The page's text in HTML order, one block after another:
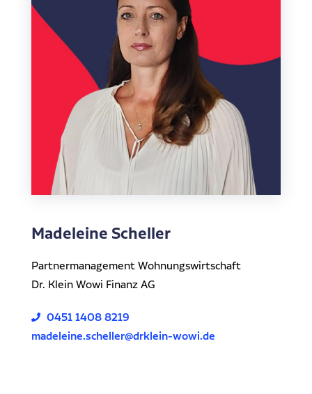
Madeleine Scheller
Partnermanagement Wohnungswirtschaft
Dr. Klein Wowi Finanz AG
0451 1408 8219
madeleine.scheller@drklein-wowi.de